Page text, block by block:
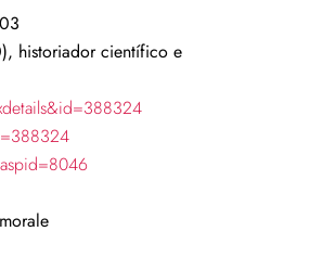
historiador científico e